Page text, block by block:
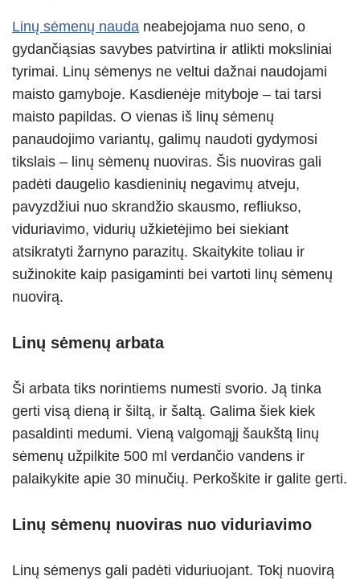
p
p
m g
er
o
o
k
Linų sėmenų nauda neabejojama nuo seno, o
gydančiąsias savybes patvirtina ir atlikti moksliniai
tyrimai. Linų sėmenys ne veltui dažnai naudojami
maisto gamyboje. Kasdienėje mityboje – tai tarsi
maisto papildas. O vienas iš linų sėmenų
panaudojimo variantų, galimų naudoti gydymosi
tikslais – linų sėmenų nuoviras. Šis nuoviras gali
padėti daugelio kasdieninių negavimų atveju,
pavyzdžiui nuo skrandžio skausmo, refliukso,
viduriavimo, vidurių užkietėjimo bei siekiant
atsikratyti žarnyno parazitų. Skaitykite toliau ir
sužinokite kaip pasigaminti bei vartoti linų sėmenų
nuovirą.
Linų sėmenų arbata
Ši arbata tiks norintiems numesti svorio. Ją tinka
gerti visą dieną ir šiltą, ir šaltą. Galima šiek kiek
pasaldinti medumi. Vieną valgomąjį šaukštą linų
sėmenų užpilkite 500 ml verdančio vandens ir
palaikykite apie 30 minučių. Perkoškite ir galite gerti.
Linų sėmenų nuoviras nuo viduriavimo
Linų sėmenys gali padėti viduriuojant. Tokį nuovirą